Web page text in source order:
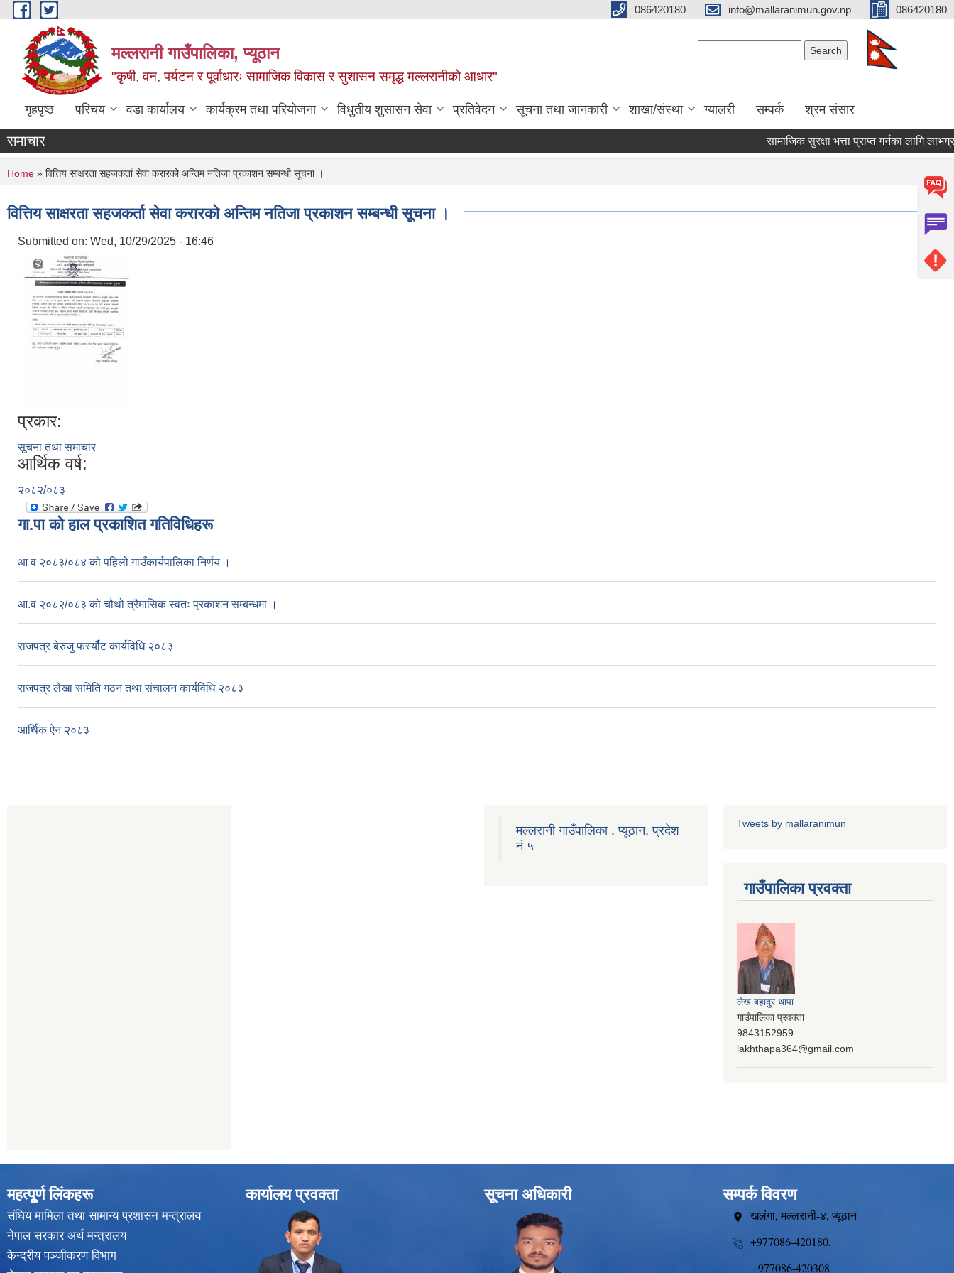
Skip to main content 086420180 info@mallaranimun.gov.np 086420180
मल्लरानी गाउँपालिका, प्यूठान
"कृषी, वन, पर्यटन र पूर्वाधारः सामाजिक विकास र सुशासन समृद्ध मल्लरानीको आधार"
गृहपृष्ठ परिचय वडा कार्यालय कार्यक्रम तथा परियोजना विधुतीय शुसासन सेवा प्रतिवेदन सूचना तथा जानकारी शाखा/संस्था ग्यालरी सम्पर्क श्रम संसार
समाचार सामाजिक सुरक्षा भत्ता प्राप्त गर्नका लागि
You are here
Home » वित्तिय साक्षरता सहजकर्ता सेवा करारको अन्तिम नतिजा प्रकाशन सम्बन्धी सूचना ।
वित्तिय साक्षरता सहजकर्ता सेवा करारको अन्तिम नतिजा प्रकाशन सम्बन्धी सूचना ।
Submitted on: Wed, 10/29/2025 - 16:46
प्रकार:
सूचना तथा समाचार
आर्थिक वर्ष:
२०८२/०८३
गा.पा काे हाल प्रकाशित गतिविधिहरू
आ व २०८३/०८४ को पहिलो गाउँकार्यपालिका निर्णय ।
आ.व २०८२/०८३ को चौथो त्रैमासिक स्वतः प्रकाशन सम्बन्धमा ।
राजपत्र बेरुजु फर्स्यौट कार्यविधि २०८३
राजपत्र लेखा समिति गठन तथा संचालन कार्यविधि २०८३
आर्थिक ऐन २०८३
मल्लरानी गाउँपालिका , प्यूठान, प्रदेश
नं ५
Tweets by mallaranimun
गाउँपालिका प्रवक्ता
लेख बहादुर थापा
गाउँपालिका प्रवक्ता
9843152959
lakhthapa364@gmail.com
महत्पू्र्ण लिंकहरू
संघिय मामिला तथा सामान्य प्रशासन मन्त्रालय
नेपाल सरकार अर्थ मन्त्रालय
केन्द्रीय पञ्जीकरण विभाग
कार्यालय प्रवक्ता सूचना अधिकारी सम्पर्क विवरण
खलंगा, मल्लरानी-४, प्यूठान
+977086-420180,
+977086-420308